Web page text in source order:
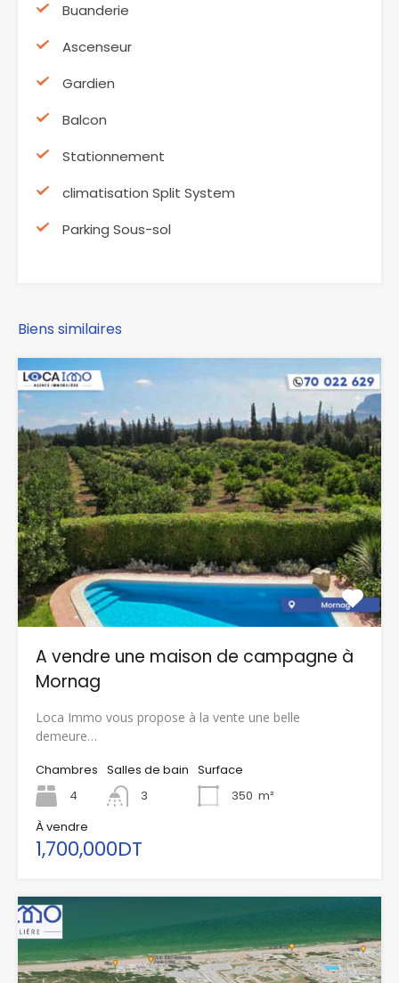
Buanderie
Ascenseur
Gardien
Balcon
Stationnement
climatisation Split System
Parking Sous-sol
Biens similaires
A vendre une maison de campagne à
Mornag
Loca Immo vous propose à la vente une belle
demeure…
Chambres
4
Salles de bain
3
Surface
350 m²
À vendre
1,700,000DT